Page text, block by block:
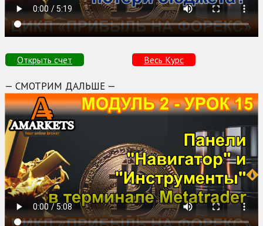
Открыть счет Весь Курс
— СМОТРИМ ДАЛЬШЕ —